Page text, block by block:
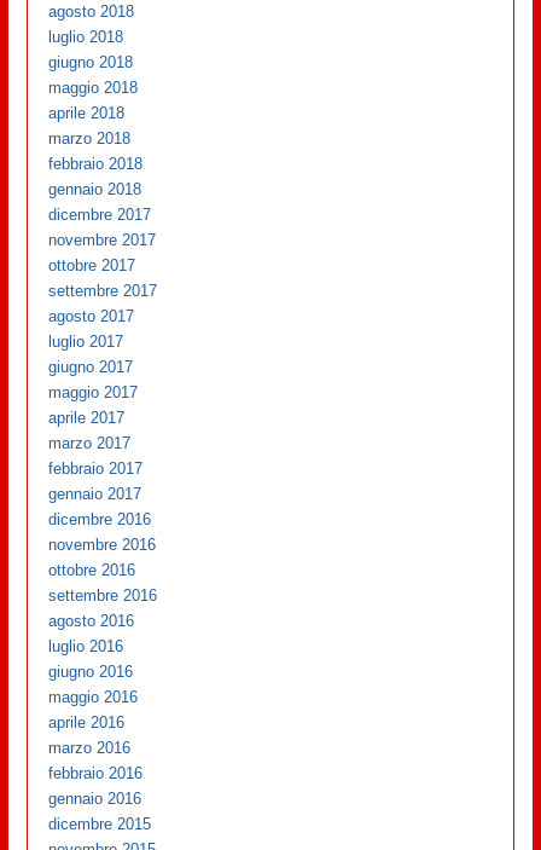
agosto 2018
luglio 2018
giugno 2018
maggio 2018
aprile 2018
marzo 2018
febbraio 2018
gennaio 2018
dicembre 2017
novembre 2017
ottobre 2017
settembre 2017
agosto 2017
luglio 2017
giugno 2017
maggio 2017
aprile 2017
marzo 2017
febbraio 2017
gennaio 2017
dicembre 2016
novembre 2016
ottobre 2016
settembre 2016
agosto 2016
luglio 2016
giugno 2016
maggio 2016
aprile 2016
marzo 2016
febbraio 2016
gennaio 2016
dicembre 2015